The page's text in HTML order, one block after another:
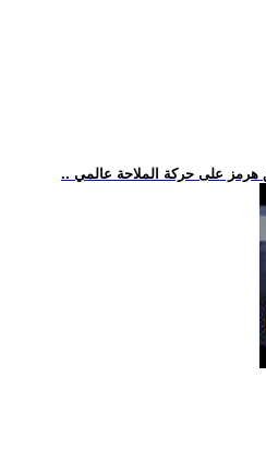
هرمز على حركة الملاحة عالمي